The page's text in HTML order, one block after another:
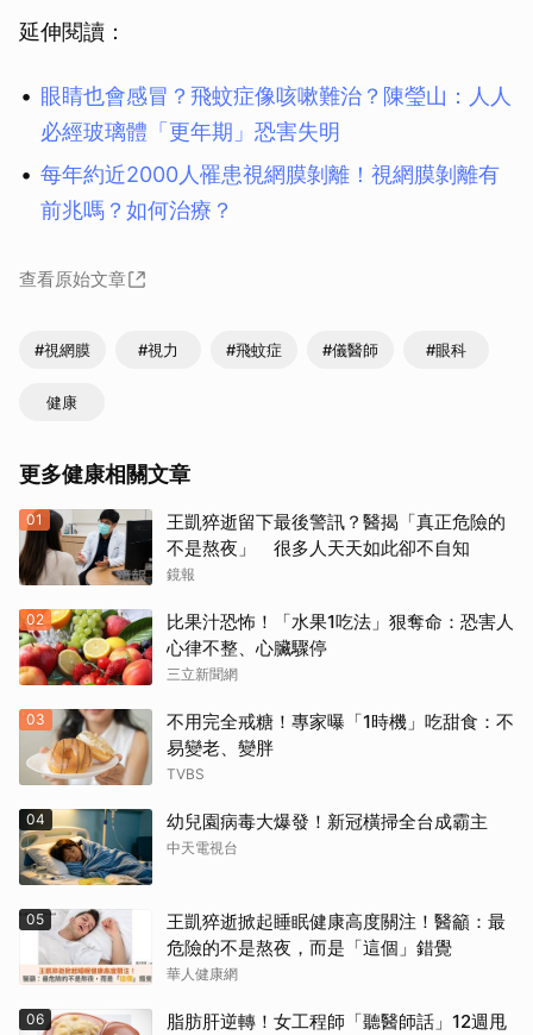
延伸閱讀：
眼睛也會感冒？飛蚊症像咳嗽難治？陳瑩山：人人
必經玻璃體「更年期」恐害失明
每年約近2000人罹患視網膜剝離！視網膜剝離有
前兆嗎？如何治療？
查看原始文章
#視網膜 #視力 #飛蚊症 #儀醫師 #眼科
健康
更多健康相關文章
01
王凱猝逝留下最後警訊？醫揭「真正危險的
不是熬夜」 很多人天天如此卻不自知
鏡報
02
比果汁恐怖！「水果1吃法」狠奪命：恐害人
心律不整、心臟驟停
三立新聞網
03
不用完全戒糖！專家曝「1時機」吃甜食：不
易變老、變胖
TVBS
04 幼兒園病毒大爆發！新冠橫掃全台成霸主
中天電視台
05
王凱猝逝掀起睡眠健康高度關注！醫籲：最
危險的不是熬夜，而是「這個」錯覺
華人健康網
06
脂肪肝逆轉！女工程師「聽醫師話」12週甩